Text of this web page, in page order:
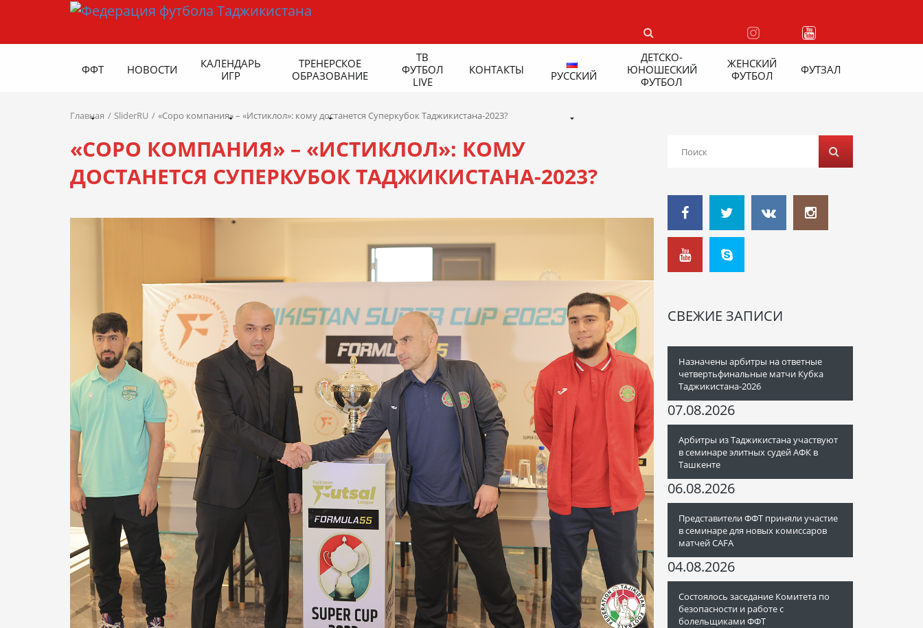
ФФТ НОВОСТИ
КАЛЕНДАРЬ
ИГР
ТРЕНЕРСКОЕ
ОБРАЗОВАНИЕ
ТВ
ФУТБОЛ
LIVE
КОНТАКТЫ РУССКИЙ
ДЕТСКО-
ЮНОШЕСКИЙ
ФУТБОЛ
ЖЕНСКИЙ
ФУТБОЛ
ФУТЗАЛ
Главная SliderRU «Соро компания» – «Истиклол»: кому достанется Суперкубок Таджикистана-2023?
«СОРО КОМПАНИЯ» – «ИСТИКЛОЛ»: КОМУ
ДОСТАНЕТСЯ СУПЕРКУБОК ТАДЖИКИСТАНА-2023?
СВЕЖИЕ ЗАПИСИ
Назначены арбитры на ответные
четвертьфинальные матчи Кубка
Таджикистана-2026
07.08.2026
Арбитры из Таджикистана участвуют
в семинаре элитных судей АФК в
Ташкенте
06.08.2026
Представители ФФТ приняли участие
в семинаре для новых комиссаров
матчей CAFA
04.08.2026
Состоялось заседание Комитета по
безопасности и работе с
болельщиками ФФТ